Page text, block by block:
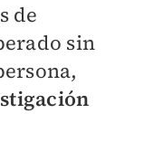
de
sin